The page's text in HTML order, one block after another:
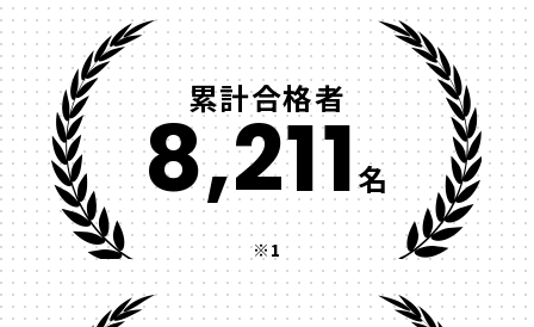
累計合格者
8,211名
※1